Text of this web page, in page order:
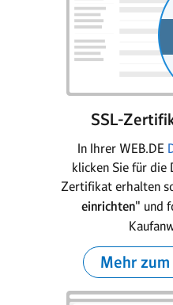
SSL-
In Ihrer WEB.DE
klicken Sie für die
Zertifikat erhalten
einrichten" und
Mehr